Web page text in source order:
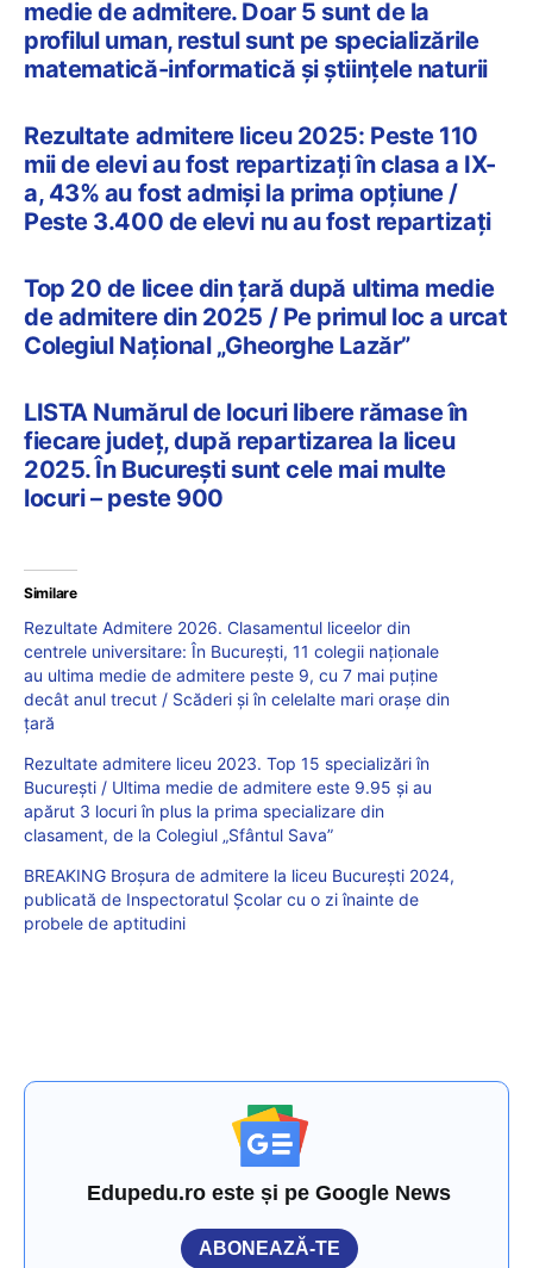
medie de admitere. Doar 5 sunt de la
profilul uman, restul sunt pe specializările
matematică-informatică și științele naturii
Rezultate admitere liceu 2025: Peste 110
mii de elevi au fost repartizați în clasa a IX-
a, 43% au fost admiși la prima opțiune /
Peste 3.400 de elevi nu au fost repartizați
Top 20 de licee din țară după ultima medie
de admitere din 2025 / Pe primul loc a urcat
Colegiul Național „Gheorghe Lazăr”
LISTA Numărul de locuri libere rămase în
fiecare județ, după repartizarea la liceu
2025. În București sunt cele mai multe
locuri – peste 900
Similare
Rezultate Admitere 2026. Clasamentul liceelor din
centrele universitare: În București, 11 colegii naționale
au ultima medie de admitere peste 9, cu 7 mai puține
decât anul trecut / Scăderi și în celelalte mari orașe din
țară
Rezultate admitere liceu 2023. Top 15 specializări în
București / Ultima medie de admitere este 9.95 și au
apărut 3 locuri în plus la prima specializare din
clasament, de la Colegiul „Sfântul Sava”
BREAKING Broșura de admitere la liceu București 2024,
publicată de Inspectoratul Școlar cu o zi înainte de
probele de aptitudini
Edupedu.ro este și pe Google News
ABONEAZĂ-TE